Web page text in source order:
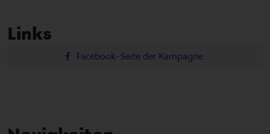
Links
Facebook-Seite der Kampagne